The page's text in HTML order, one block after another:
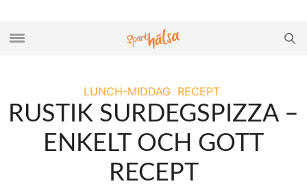
LUNCH-MIDDAG RECEPT
RUSTIK SURDEGSPIZZA –
ENKELT OCH GOTT
RECEPT